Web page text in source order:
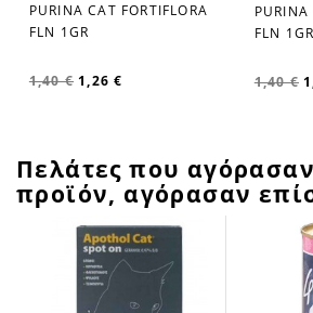
favorite_border
PURINA CAT FORTIFLORA
FLN 1GR
1,40 € 1,26 €
PURINA
FLN 1GR
1,40 €
Πελάτες που
προϊόν, αγόρασαν